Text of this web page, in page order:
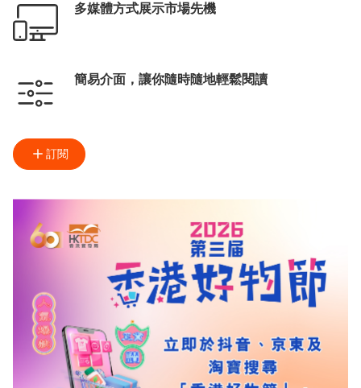
多媒體方式展示市場先機
簡易介面，讓你隨時隨地輕鬆閱讀
訂閱